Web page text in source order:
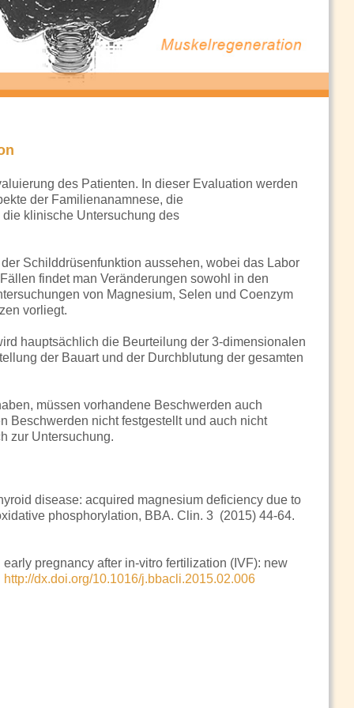
des Patienten. In dieser Evaluation werden
der Familienanamnese, die
klinische Untersuchung des
Schilddrüsenfunktion aussehen, wobei das Labor
findet man Veränderungen sowohl in den
von Magnesium, Selen und Coenzym
vorliegt.
hauptsächlich die Beurteilung der 3-dimensionalen
der Bauart und der Durchblutung der gesamten
müssen vorhandene Beschwerden auch
Beschwerden nicht festgestellt und auch nicht
zur Untersuchung.
disease: acquired magnesium deficiency due to
phosphorylation, BBA. Clin. 3 (2015) 44-64.
pregnancy after in-vitro fertilization (IVF): new
http://dx.doi.org/10.1016/j.bbacli.2015.02.006